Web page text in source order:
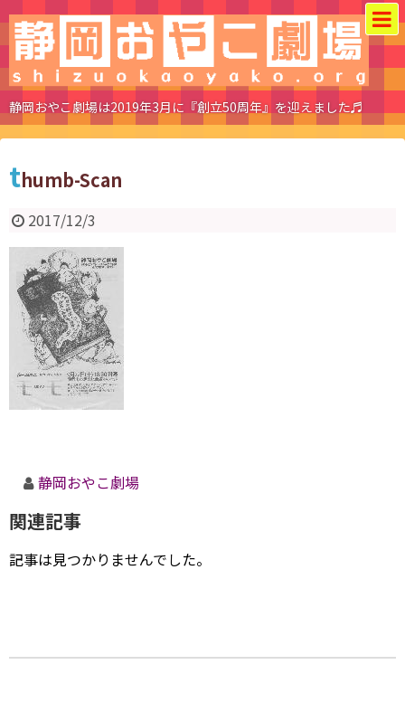
静岡おやこ劇場は2019年3月に『創立50周年』を迎えました♬
thumb-Scan
2017/12/3
静岡おやこ劇場
関連記事
記事は見つかりませんでした。